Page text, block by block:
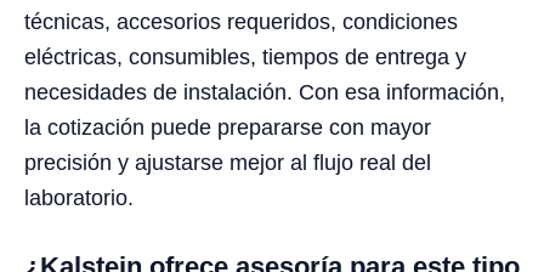
técnicas, accesorios requeridos, condiciones
eléctricas, consumibles, tiempos de entrega y
necesidades de instalación. Con esa información,
la cotización puede prepararse con mayor
precisión y ajustarse mejor al flujo real del
laboratorio.